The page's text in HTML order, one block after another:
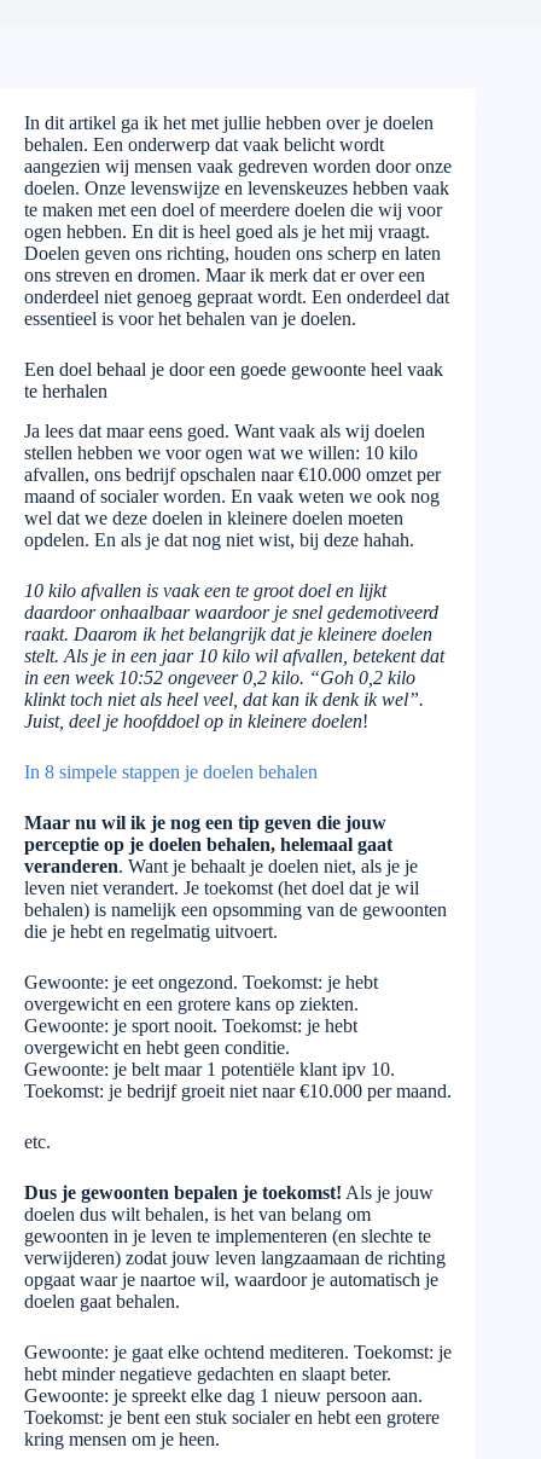
In dit artikel ga ik het met jullie hebben over je doelen
behalen. Een onderwerp dat vaak belicht wordt
aangezien wij mensen vaak gedreven worden door onze
doelen. Onze levenswijze en levenskeuzes hebben vaak
te maken met een doel of meerdere doelen die wij voor
ogen hebben. En dit is heel goed als je het mij vraagt.
Doelen geven ons richting, houden ons scherp en laten
ons streven en dromen. Maar ik merk dat er over een
onderdeel niet genoeg gepraat wordt. Een onderdeel dat
essentieel is voor het behalen van je doelen.
Een doel behaal je door een goede gewoonte heel vaak
te herhalen
Ja lees dat maar eens goed. Want vaak als wij doelen
stellen hebben we voor ogen wat we willen: 10 kilo
afvallen, ons bedrijf opschalen naar €10.000 omzet per
maand of socialer worden. En vaak weten we ook nog
wel dat we deze doelen in kleinere doelen moeten
opdelen. En als je dat nog niet wist, bij deze hahah.
10 kilo afvallen is vaak een te groot doel en lijkt
daardoor onhaalbaar waardoor je snel gedemotiveerd
raakt. Daarom ik het belangrijk dat je kleinere doelen
stelt. Als je in een jaar 10 kilo wil afvallen, betekent dat
in een week 10:52 ongeveer 0,2 kilo. “Goh 0,2 kilo
klinkt toch niet als heel veel, dat kan ik denk ik wel”.
Juist, deel je hoofddoel op in kleinere doelen!
In 8 simpele stappen je doelen behalen
Maar nu wil ik je nog een tip geven die jouw
perceptie op je doelen behalen, helemaal gaat
veranderen. Want je behaalt je doelen niet, als je je
leven niet verandert. Je toekomst (het doel dat je wil
behalen) is namelijk een opsomming van de gewoonten
die je hebt en regelmatig uitvoert.
Gewoonte: je eet ongezond. Toekomst: je hebt
overgewicht en een grotere kans op ziekten.
Gewoonte: je sport nooit. Toekomst: je hebt
overgewicht en hebt geen conditie.
Gewoonte: je belt maar 1 potentiële klant ipv 10.
Toekomst: je bedrijf groeit niet naar €10.000 per maand.
etc.
Dus je gewoonten bepalen je toekomst! Als je jouw
doelen dus wilt behalen, is het van belang om
gewoonten in je leven te implementeren (en slechte te
verwijderen) zodat jouw leven langzaamaan de richting
opgaat waar je naartoe wil, waardoor je automatisch je
doelen gaat behalen.
Gewoonte: je gaat elke ochtend mediteren. Toekomst: je
hebt minder negatieve gedachten en slaapt beter.
Gewoonte: je spreekt elke dag 1 nieuw persoon aan.
Toekomst: je bent een stuk socialer en hebt een grotere
kring mensen om je heen.